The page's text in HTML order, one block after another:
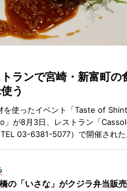
ランで宮崎・新富町の
う
を使ったイベント「Taste of
が8月3日、レストラン「
03-6381-5077）で開催された
の「いさな」がクジラ弁当販